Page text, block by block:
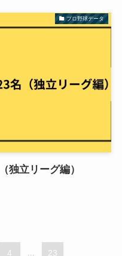
プロ野球データ
独立リーグ編）
4 ... 23